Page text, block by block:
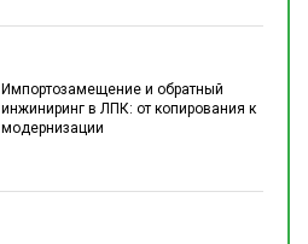
Импортозамещение и обратный
инжиниринг в ЛПК: от копирования к
модернизации